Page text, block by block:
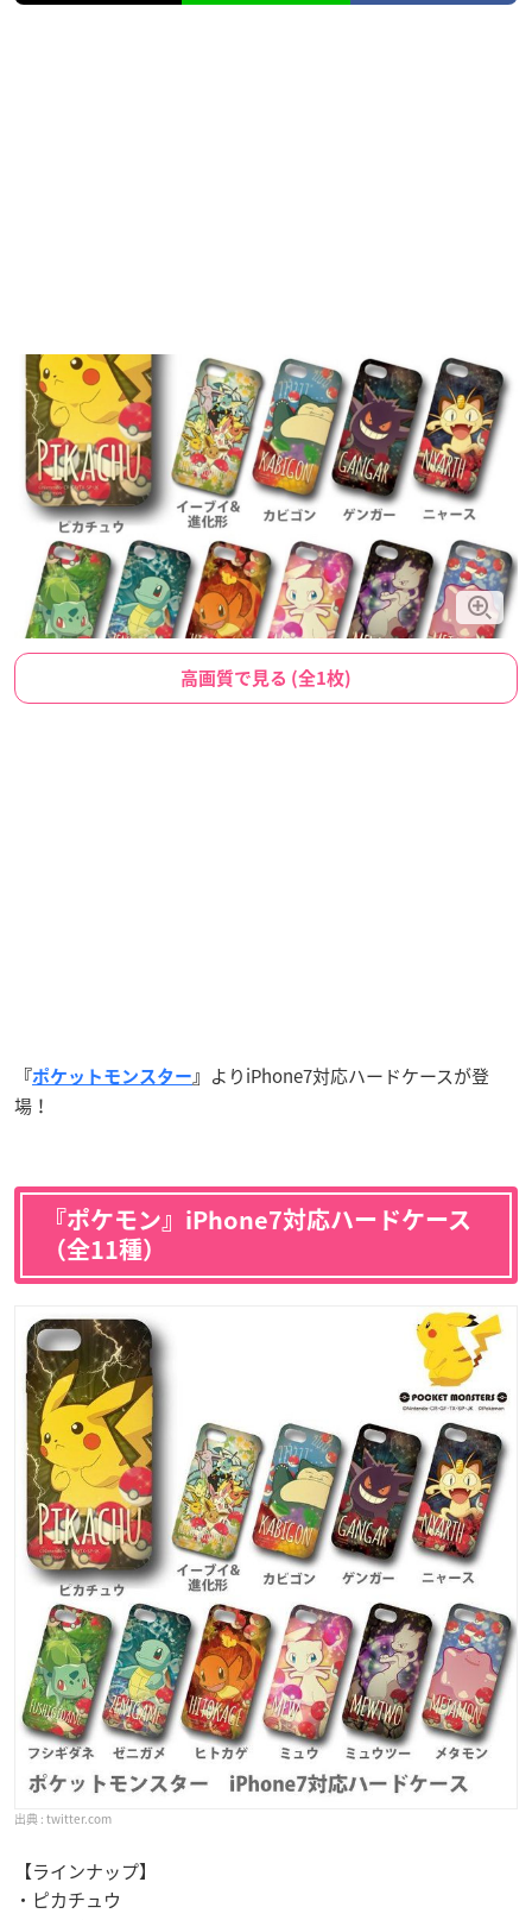
高画質で見る (全1枚)
『ポケットモンスター 』
よりiPhone7対応ハードケースが登
場！
『ポケモン』iPhone7対応ハードケース
（全11種）
twitter.com
【ラインナップ】
・ピカチュウ